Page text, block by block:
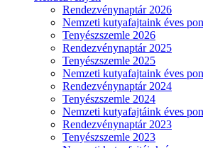
Rendezvénynaptár 2026
Nemzeti kutyafajtaink éves
Tenyészszemle 2026
Rendezvénynaptár 2025
Tenyészszemle 2025
Nemzeti kutyafajtaink éves
Rendezvénynaptár 2024
Tenyészszemle 2024
Nemzeti kutyafajtáink éves
Rendezvénynaptár 2023
Tenyészszemle 2023